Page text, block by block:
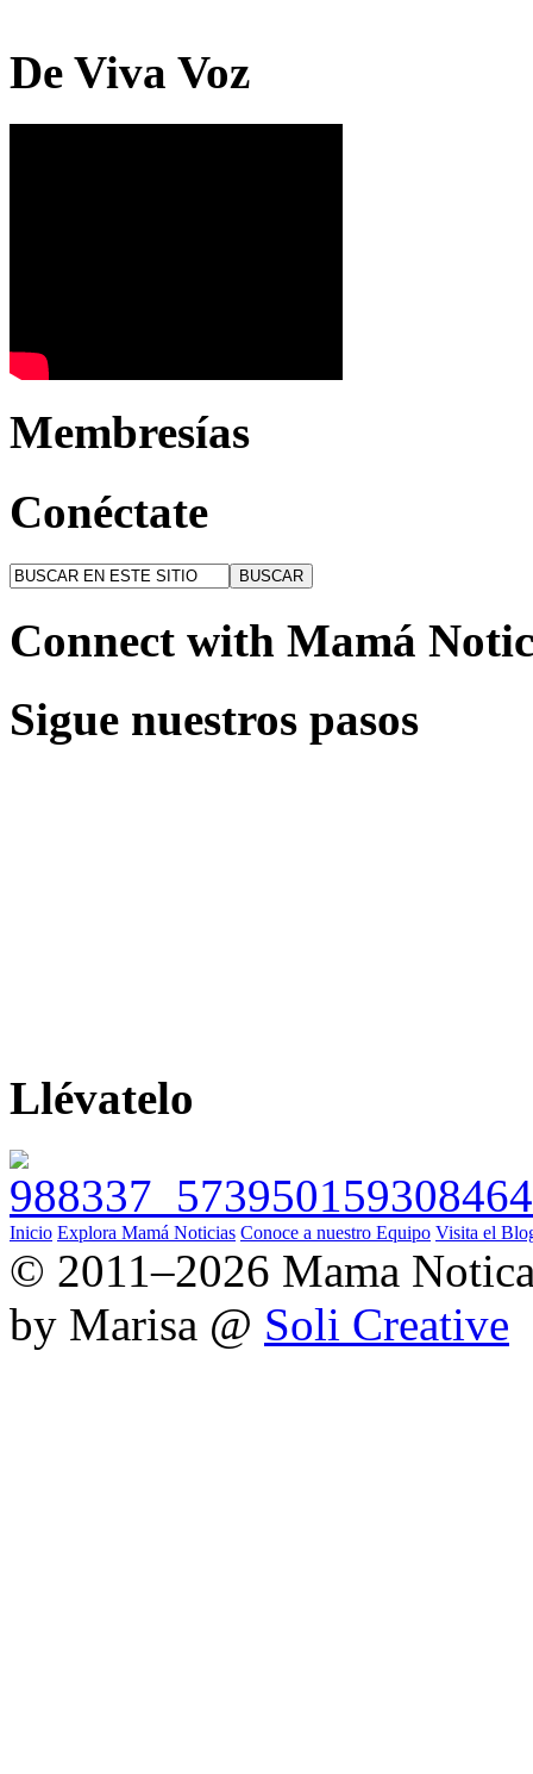
De Viva Voz
Membresías
Conéctate
Connect with Mamá
Sigue nuestros pasos
Llévatelo
Inicio Explora Mamá Noticias Conoce a nuestro Equipo Visita el
© 2011–2026 Mama
by Marisa @ Soli Creative